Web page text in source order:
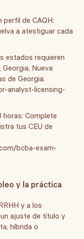
perfil de CAQH:
a atestiguar cada
estados requieren
Nueva
de Georgia:
analyst-licensing-
horas: Complete
tus CEU de
bcba-exam-
y la práctica
y a los
ajuste de título y
híbrida o